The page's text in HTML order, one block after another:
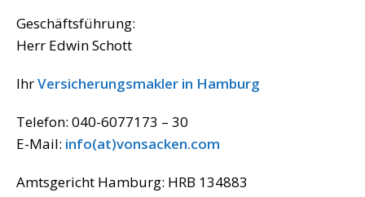
Geschäftsführung:
Herr Edwin Schott
IhrVersicherungsmakler in Hamburg
Telefon: 040-6077173 – 30
E-Mail: info(at)vonsacken.com
Amtsgericht Hamburg: HRB 134883